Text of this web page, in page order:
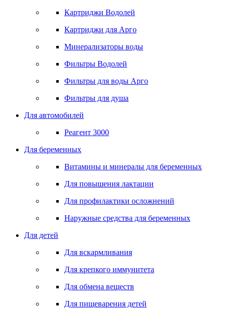
Картриджи Водолей
Картриджи для Арго
Минерализаторы воды
Фильтры Водолей
Фильтры для воды Арго
Фильтры для душа
Для автомобилей
Реагент 3000
Для беременных
Витамины и минералы для беременных
Для повышения лактации
Для профилактики осложнений
Наружные средства для беременных
Для детей
Для вскармливания
Для крепкого иммунитета
Для обмена веществ
Для пищеварения детей